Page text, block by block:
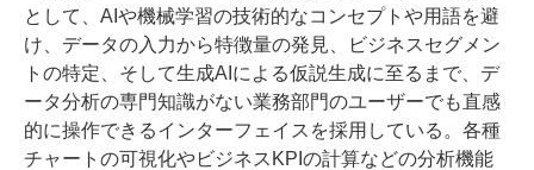
として、AIや機械学習の技術的なコンセプトや用語を避
け、データの入力から特徴量の発見、ビジネスセグメン
トの特定、そして生成AIによる仮説生成に至るまで、デ
ータ分析の専門知識がない業務部門のユーザーでも直感
的に操作できるインターフェイスを採用している。各種
チャートの可視化やビジネスKPIの計算などの分析機能